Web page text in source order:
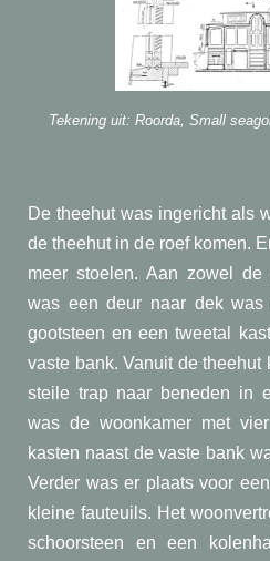
Tekening uit: Roorda, Small
De theehut was ingericht als
de theehut in de roef komen.
meer stoelen. Aan zowel de
was een deur naar dek was
gootsteen en een tweetal
vaste bank. Vanuit de
steile trap naar beneden in
was de woonkamer met
kasten naast de vaste bank
Verder was er plaats voor
kleine fauteuils. Het
schoorsteen en een